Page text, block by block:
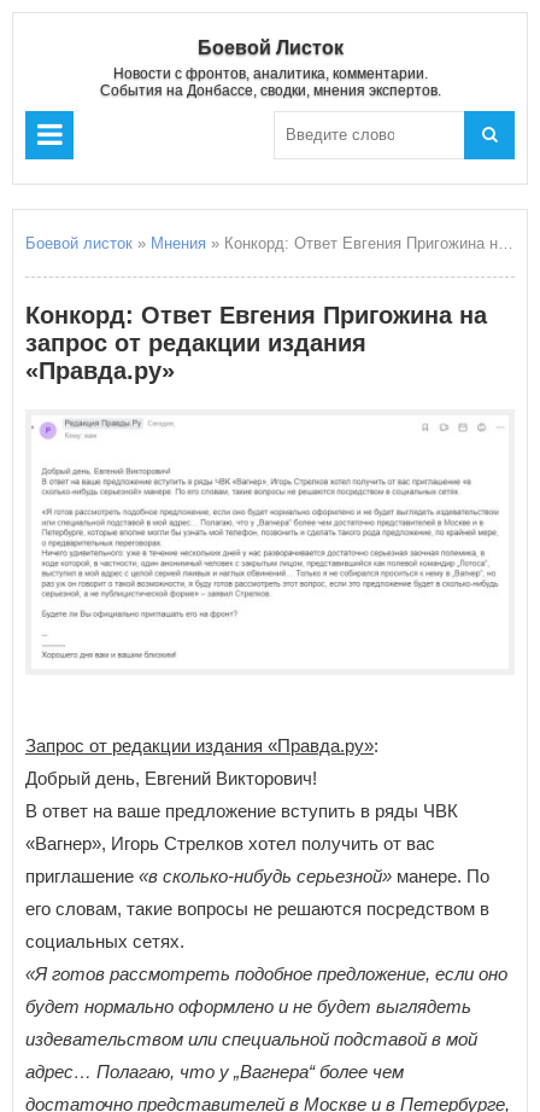
Боевой Листок
Новости с фронтов, аналитика, комментарии.
События на Донбассе, сводки, мнения экспертов.
Боевой листок » Мнения » Конкорд: Ответ Евгения Пригожина на запрос от редакции издания «Правда.ру»
Конкорд: Ответ Евгения Пригожина на
запрос от редакции издания
«Правда.ру»
Запрос от редакции издания «Правда.ру»:
Добрый день, Евгений Викторович!
В ответ на ваше предложение вступить в ряды ЧВК
«Вагнер», Игорь Стрелков хотел получить от вас
приглашение «в сколько-нибудь серьезной» манере. По
его словам, такие вопросы не решаются посредством в
социальных сетях.
«Я готов рассмотреть подобное предложение, если оно
будет нормально оформлено и не будет выглядеть
издевательством или специальной подставой в мой
адрес… Полагаю, что у „Вагнера“ более чем
достаточно представителей в Москве и в Петербурге,